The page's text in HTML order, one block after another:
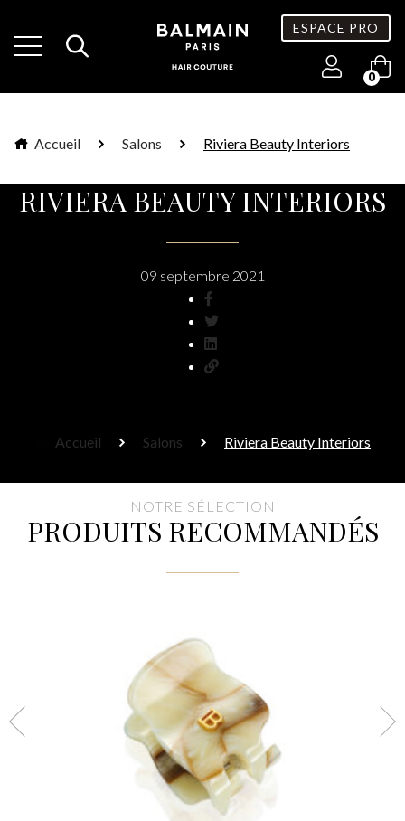
ESPACE PRO
0
Accueil Salons Riviera Beauty Interiors
RIVIERA BEAUTY INTERIORS
09 septembre 2021
Accueil Salons Riviera Beauty Interiors
NOTRE SÉLECTION
PRODUITS RECOMMANDÉS